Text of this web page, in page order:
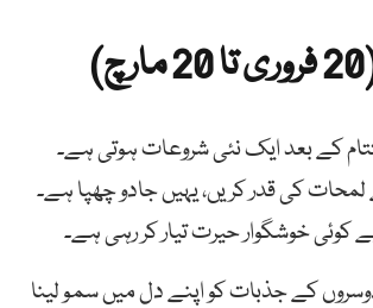
کے بعد ایک نئی شروعات ہوتی ہے۔
کی قدر کریں، یہیں جادو چھپا ہے۔
کوئی خوشگوار حیرت تیار کر رہی ہے۔
کے جذبات کو اپنے دل میں سمو لینا